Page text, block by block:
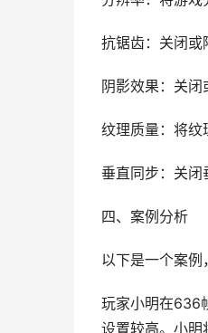
抗锯齿：关闭或
阴影效果：关闭
纹理质量：将纹
垂直同步：关闭
四、案例分析
以下是一个案例
玩家小明在636
设置较高。小明